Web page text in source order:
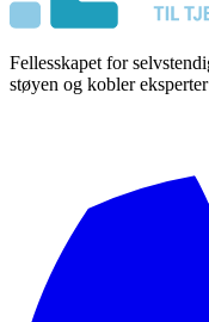
Fellesskapet for
støyen og kobler